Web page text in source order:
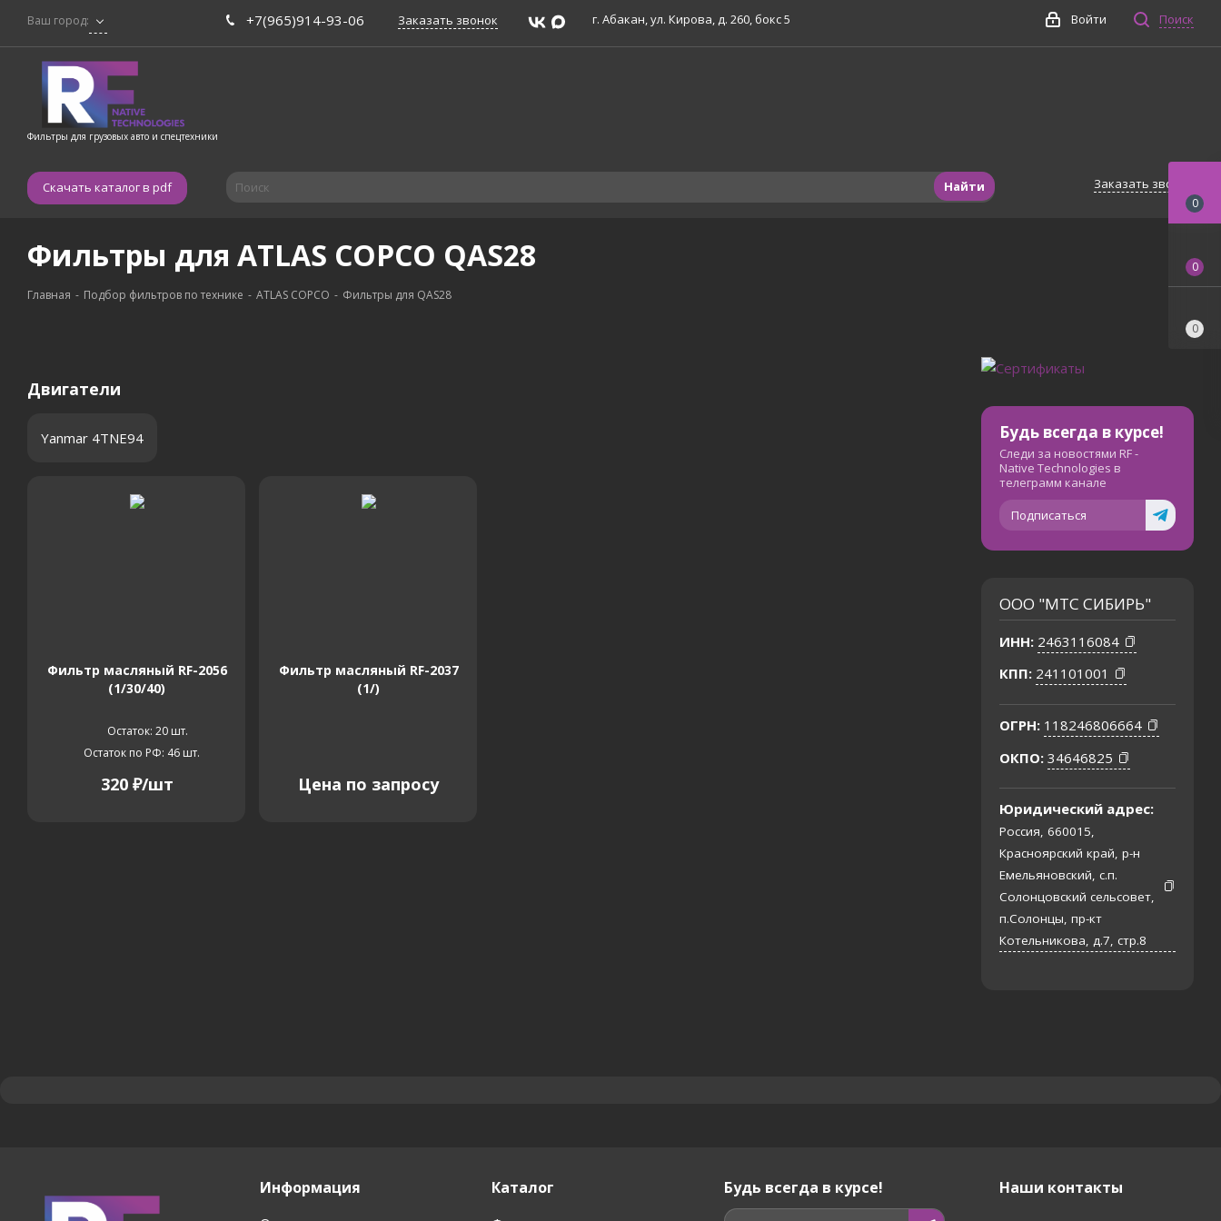
Ваш город: +7(965)914-93-06 Заказать звонок г. Абакан, ул. Кирова, д. 260, бокс 5 Поиск
Войти
Фильтры для грузовых авто и спецтехники
Скачать каталог в pdf Найти Заказать звонок
Фильтры для ATLAS COPCO QAS28
Главная - Подбор фильтров по технике - ATLAS COPCO - Фильтры для QAS28
Двигатели
Yanmar 4TNE94
Фильтр масляный RF-2056
(1/30/40)
Остаток: 20шт.
Остаток по РФ: 46 шт.
320₽/шт
Фильтр масляный RF-2037
(1/)
Цена по запросу
Будь всегда в курсе!
Следи за новостями RF -
Native Technologies в
телеграмм канале
Подписаться
ООО "МТС СИБИРЬ"
ИНН: 2463116084
КПП: 241101001
ОГРН: 118246806664
ОКПО: 34646825
Юридический адрес:
Россия, 660015,
Красноярский край, р-н
Емельяновский, с.п.
Солонцовский сельсовет,
п.Солонцы, пр-кт
Котельникова, д.7, стр.8
Информация
Каталог
Будь всегда в курсе! Наши контакты
0
0
0